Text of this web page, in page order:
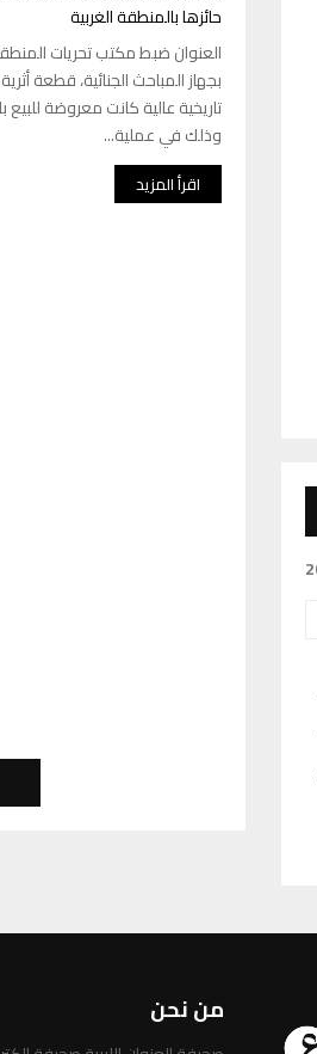
حائزها بالمنطقة الغربية
العنوان ضبط مكتب تحريات
بجهاز المباحث الجنائية، قطعة
تاريخية عالية كانت معروضة للبيع
وذلك في عملية...
اقرأ المزيد
من نحن